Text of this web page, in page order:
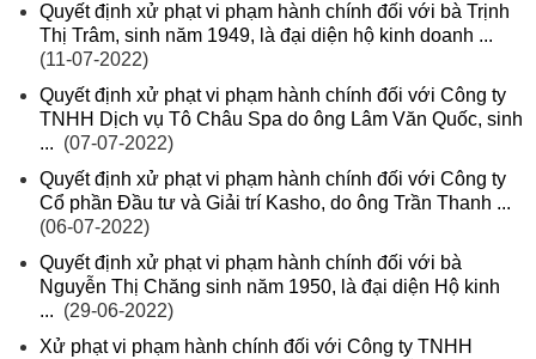
Quyết định xử phạt vi phạm hành chính đối với bà Trịnh
Thị Trâm, sinh năm 1949, là đại diện hộ kinh doanh ...
(11-07-2022)
Quyết định xử phạt vi phạm hành chính đối với Công ty
TNHH Dịch vụ Tô Châu Spa do ông Lâm Văn Quốc, sinh
... (07-07-2022)
Quyết định xử phạt vi phạm hành chính đối với Công ty
Cổ phần Đầu tư và Giải trí Kasho, do ông Trần Thanh ...
(06-07-2022)
Quyết định xử phạt vi phạm hành chính đối với bà
Nguyễn Thị Chăng sinh năm 1950, là đại diện Hộ kinh
... (29-06-2022)
Xử phạt vi phạm hành chính đối với Công ty TNHH